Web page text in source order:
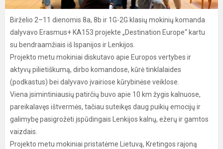
Birželio 2–11 dienomis 8a, 8b ir 1G-2G klasių mokinių komanda
dalyvavo Erasmus+ KA153 projekte „Destination Europe“ kartu
su bendraamžiais iš Ispanijos ir Lenkijos.
Projekto metu mokiniai diskutavo apie Europos vertybes ir
aktyvų pilietiškumą, dirbo komandose, kūrė tinklalaides
(podkastus) bei dalyvavo įvairiose kūrybinėse veiklose.
Viena įsimintiniausių patirčių buvo apie 10 km žygis kalnuose,
pareikalavęs ištvermės, tačiau suteikęs daug puikių emocijų ir
galimybę pasigrožėti įspūdingais Lenkijos kalnų, ežerų ir gamtos
vaizdais.
Projekto metu mokiniai pristatėme Lietuvą, Kretingos rajoną